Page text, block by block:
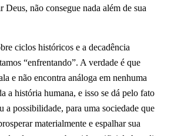
Deus, não consegue nada além de sua
ciclos históricos e a decadência
“enfrentando”. A verdade é que
e não encontra análoga em nenhuma
a história humana, e isso se dá pelo fato
a possibilidade, para uma sociedade que
materialmente e espalhar sua